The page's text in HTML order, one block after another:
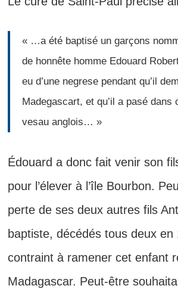
« …a été baptisé un garçons
de honnête homme Edouard
eu d’une negrese pendant qu’il
Madegascart, et qu’il a pasé dans
vesau anglois… »
Édouard a donc fait venir son
pour l’élever à l’île Bourbon.
perte de ses deux autres fils
baptiste, décédés tous deux en
contraint à ramener cet enfant
Madagascar. Peut-être